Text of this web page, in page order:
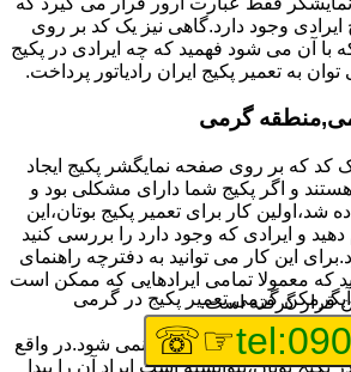
ایرادی وجود دارد.گاهی نیز یک کد بر روی
با آن می شود فهمید که چه ایرادی در پکیج
به تعمیر پکیج ایران رادیاتور پرداخت.
گرمی
یک کد که بر روی صفحه نمایگشر پکیج ایجاد
و اگر پکیج شما دارای مشکلی بود و
کار برای تعمیر پکیج بوتان،این
و ایرادی که وجود دارد را بررسی کنید
این کار می توانید به دفترچه راهنمای
که معمولا تمامی ایرادهایی که ممکن است
قرار گرفته است.
اروری نمایش داده نمی شود.در واقع
بوتان،نتوانسته است ایراد آن را پیدا
آبگرمکن گرمی,تعمیر پکیج در گرمی
☞☏